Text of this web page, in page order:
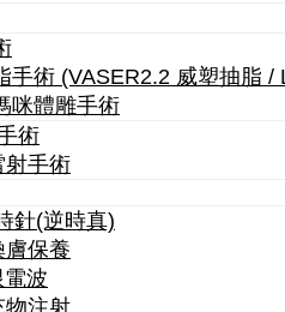
手術 (VASER2.2 威塑抽脂 /
咪體雕手術
術
射手術
針(逆時真)
膚保養
波
物注射